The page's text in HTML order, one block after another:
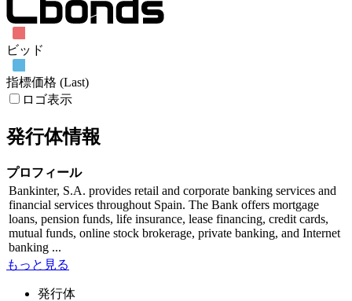
ビッド
指標価格 (Last)
ロゴ表示
発行体情報
プロフィール
Bankinter, S.A. provides retail and corporate banking services and
financial services throughout Spain. The Bank offers mortgage
loans, pension funds, life insurance, lease financing, credit cards,
mutual funds, online stock brokerage, private banking, and Internet
banking ...
もっと見る
発行体